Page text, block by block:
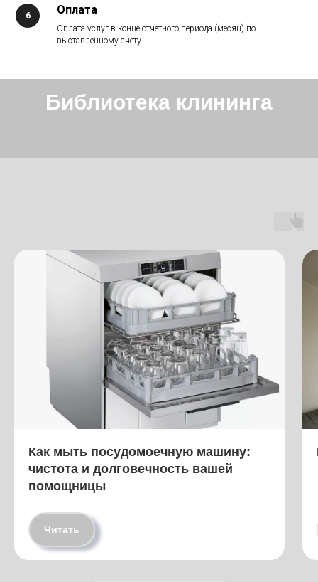
Оплата
Оплата услуг в конце отчетного периода (месяц) по
выставленному счету
Библиотека клининга
Как мыть посудомоечную машину:
чистота и долговечность вашей
помощницы
Читать